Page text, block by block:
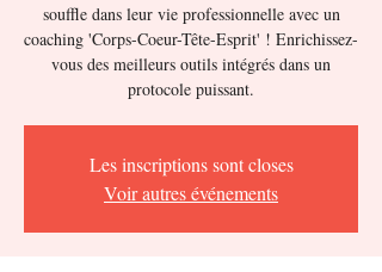
souffle dans leur vie professionnelle avec un
coaching 'Corps-Coeur-Tête-Esprit' ! Enrichissez-
vous des meilleurs outils intégrés dans un
protocole puissant.
Les inscriptions sont closes
Voir autres événements